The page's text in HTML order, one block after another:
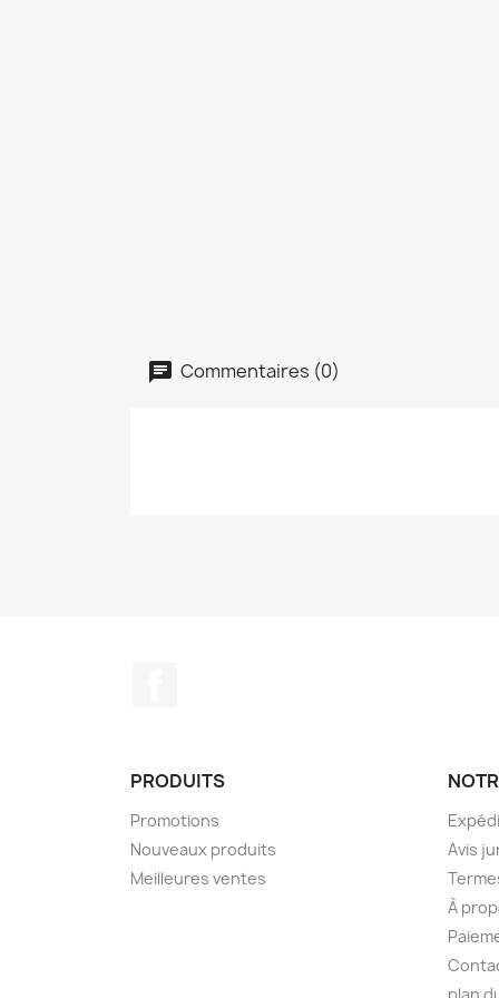
Commentaires (0)
PRODUITS
Promotions
Nouveaux produits
Meilleures ventes
Avis
À